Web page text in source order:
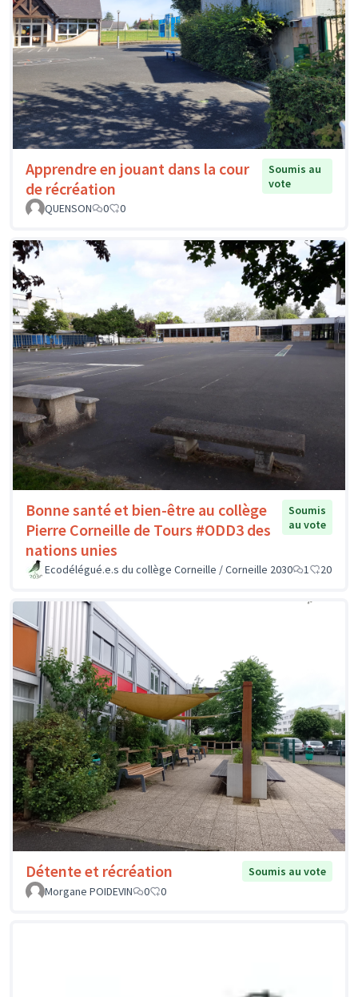
Apprendre en jouant dans la cour
de récréation
Soumis au
vote
QUENSON
0 0
Bonne santé et bien-être au collège
Pierre Corneille de Tours #ODD3 des
nations unies
Soumis
au vote
Ecodélégué.e.s du collège Corneille / Corneille 2030 1 20
Détente et récréation
Soumis au vote
Morgane POIDEVIN
0 0